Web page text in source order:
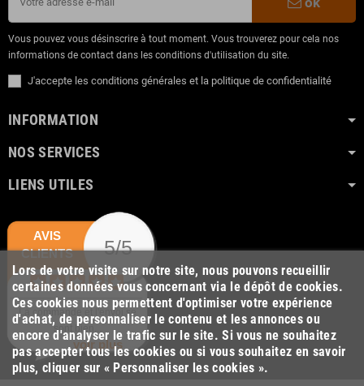
Vous pouvez vous désinscrire à tout moment. Vous trouverez pour cela nos
informations de contact dans les conditions d'utilisation du site.
J'accepte les conditions générales et la politique de confidentialité
INFORMATION
NOS SERVICES
LIENS UTILES
Lors de votre visite sur notre site, nous pouvons recueillir
certaines données vous concernant via le dépôt de cookies.
Ces cookies nous permettent d'optimiser votre expérience
d'achat, de personnaliser le contenu et les annonces ou
encore d'analyser le trafic sur le site. Si vous ne souhaitez
pas accepter tous les cookies ou si vous souhaitez en savoir
plus, cliquer sur « Personnaliser les cookies ».
AVIS
CLIENTS
5/5
La commande et l'envoi se
sont bien...
voir plus